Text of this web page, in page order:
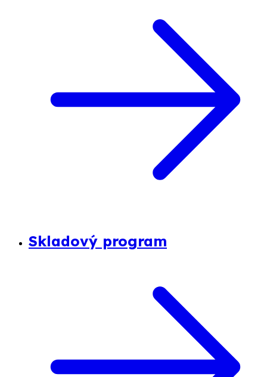
Skladový program